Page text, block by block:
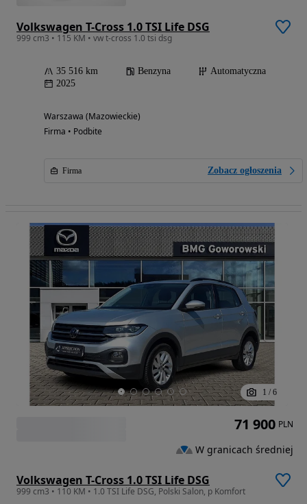
Volkswagen T-Cross 1.0 TSI Life DSG
999 cm3 • 115 KM • vw t-cross 1.0 tsi dsg
35 516 km Benzyna
Automatyczna
2025
Warszawa (Mazowieckie)
Firma • Podbite
Firma Zobacz ogłoszenia
1 / 6
Volkswagen T-Cross 1.0 TSI Life DSG
999 cm3 • 110 KM • 1.0 TSI Life DSG, Polski Salon, p Komfort
71 900 PLN
W granicach średniej